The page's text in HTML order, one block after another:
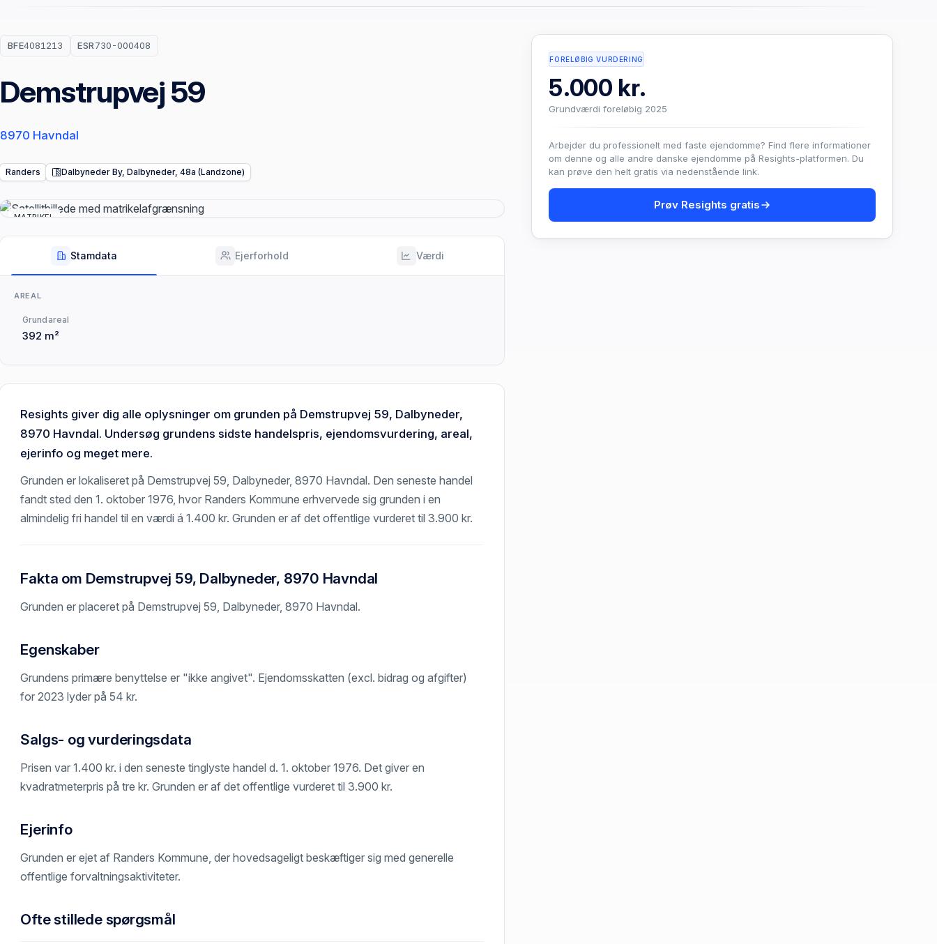
BFE4081213 ESR730-000408
Demstrupvej 59
8970 Havndal
Randers Dalbyneder By, Dalbyneder, 48a (Landzone)
MATRIKEL
Stamdata Ejerforhold Værdi
AREAL
Grundareal
392 m²
Resights giver dig alle oplysninger om grunden på Demstrupvej 59, Dalbyneder,
8970 Havndal. Undersøg grundens sidste handelspris, ejendomsvurdering, areal,
ejerinfo og meget mere.
Grunden er lokaliseret på Demstrupvej 59, Dalbyneder, 8970 Havndal. Den seneste handel
fandt sted den 1. oktober 1976, hvor Randers Kommune erhvervede sig grunden i en
almindelig fri handel til en værdi á 1.400 kr. Grunden er af det offentlige vurderet til 3.900 kr.
Fakta om Demstrupvej 59, Dalbyneder, 8970 Havndal
Grunden er placeret på Demstrupvej 59, Dalbyneder, 8970 Havndal.
Egenskaber
Grundens primære benyttelse er "ikke angivet". Ejendomsskatten (excl. bidrag og afgifter)
for 2023 lyder på 54 kr.
Salgs- og vurderingsdata
Prisen var 1.400 kr. i den seneste tinglyste handel d. 1. oktober 1976. Det giver en
kvadratmeterpris på tre kr. Grunden er af det offentlige vurderet til 3.900 kr.
Ejerinfo
Grunden er ejet af Randers Kommune, der hovedsageligt beskæftiger sig med generelle
offentlige forvaltningsaktiviteter.
Ofte stillede spørgsmål
FORELØBIG VURDERING
5.000 kr.
Grundværdi foreløbig 2025
Arbejder du professionelt med faste ejendomme? Find flere informationer
om denne og alle andre danske ejendomme på Resights-platformen. Du
kan prøve den helt gratis via nedenstående link.
Prøv Resights gratis